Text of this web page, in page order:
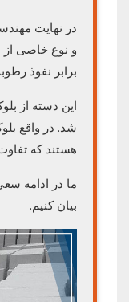
در نهایت
برابر نفوذ
هستند که
ما در ادامه
بیان کنیم.